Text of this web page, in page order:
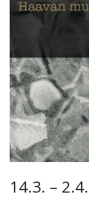
14.3. –